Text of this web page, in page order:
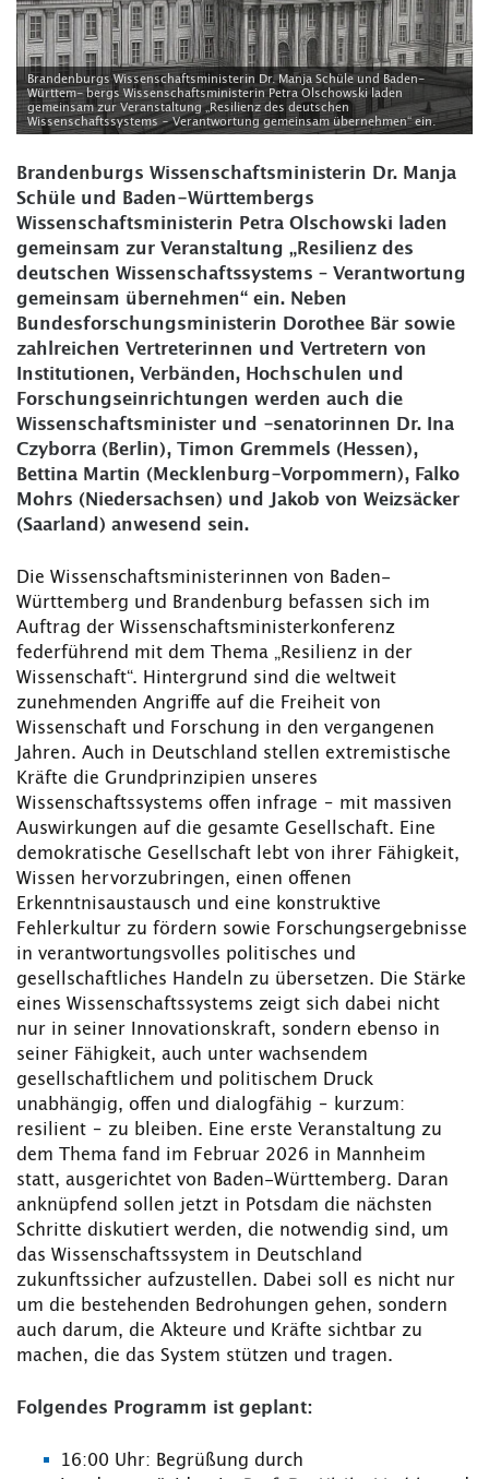
Brandenburgs Wissenschaftsministerin Dr. Manja Schüle und Baden-
Württem- bergs Wissenschaftsministerin Petra Olschowski laden
gemeinsam zur Veranstaltung „Resilienz des deutschen
Wissenschaftssystems – Verantwortung gemeinsam übernehmen“ ein.
Brandenburgs Wissenschaftsministerin Dr. Manja
Schüle und Baden-Württembergs
Wissenschaftsministerin Petra Olschowski laden
gemeinsam zur Veranstaltung „Resilienz des
deutschen Wissenschaftssystems – Verantwortung
gemeinsam übernehmen“ ein. Neben
Bundesforschungsministerin Dorothee Bär sowie
zahlreichen Vertreterinnen und Vertretern von
Institutionen, Verbänden, Hochschulen und
Forschungseinrichtungen werden auch die
Wissenschaftsminister und -senatorinnen Dr. Ina
Czyborra (Berlin), Timon Gremmels (Hessen),
Bettina Martin (Mecklenburg-Vorpommern), Falko
Mohrs (Niedersachsen) und Jakob von Weizsäcker
(Saarland) anwesend sein.
Die Wissenschaftsministerinnen von Baden-
Württemberg und Brandenburg befassen sich im
Auftrag der Wissenschaftsministerkonferenz
federführend mit dem Thema „Resilienz in der
Wissenschaft“. Hintergrund sind die weltweit
zunehmenden Angriffe auf die Freiheit von
Wissenschaft und Forschung in den vergangenen
Jahren. Auch in Deutschland stellen extremistische
Kräfte die Grundprinzipien unseres
Wissenschaftssystems offen infrage – mit massiven
Auswirkungen auf die gesamte Gesellschaft. Eine
demokratische Gesellschaft lebt von ihrer Fähigkeit,
Wissen hervorzubringen, einen offenen
Erkenntnisaustausch und eine konstruktive
Fehlerkultur zu fördern sowie Forschungsergebnisse
in verantwortungsvolles politisches und
gesellschaftliches Handeln zu übersetzen. Die Stärke
eines Wissenschaftssystems zeigt sich dabei nicht
nur in seiner Innovationskraft, sondern ebenso in
seiner Fähigkeit, auch unter wachsendem
gesellschaftlichem und politischem Druck
unabhängig, offen und dialogfähig – kurzum:
resilient – zu bleiben. Eine erste Veranstaltung zu
dem Thema fand im Februar 2026 in Mannheim
statt, ausgerichtet von Baden-Württemberg. Daran
anknüpfend sollen jetzt in Potsdam die nächsten
Schritte diskutiert werden, die notwendig sind, um
das Wissenschaftssystem in Deutschland
zukunftssicher aufzustellen. Dabei soll es nicht nur
um die bestehenden Bedrohungen gehen, sondern
auch darum, die Akteure und Kräfte sichtbar zu
machen, die das System stützen und tragen.
Folgendes Programm ist geplant:
16:00 Uhr: Begrüßung durch